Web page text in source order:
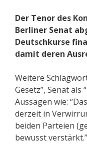
Der Tenor des
Berliner Senat
Deutschkurse
damit deren
Weitere
Gesetz”, Senat
Aussagen wie:
derzeit in
beiden Parteien
bewusst verstärkt.”